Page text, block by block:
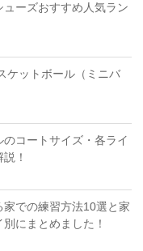
ューズおすすめ人気ラン
ケットボール（ミニバ
のコートサイズ・各ライ
！
家での練習方法10選と家
にまとめました！